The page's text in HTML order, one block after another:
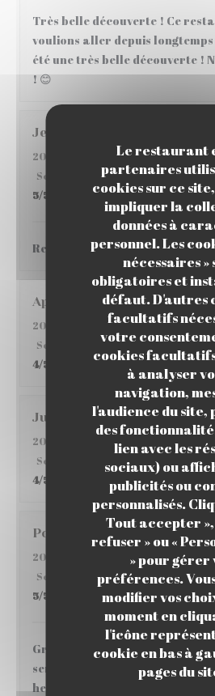
Le restaurant
partenaires
cookies sur ce
impliquer la
données à
personnel. Les
nécessaires »
obligatoires et
défaut. D'autres
facultatifs
votre
cookies
à analyser
navigation,
l'audience du site,
des
lien avec les
sociaux) ou
publicités ou
personnalisés.
Tout accepter »,
refuser » ou «
» pour gérer
préférences.
modifier vos
moment en
l'icône
cookie en bas à
pages du
Très belle découverte ! Ce
voulions aller depuis longtemps
été une très belle découverte !
! 😊
Jean
2026-05-28
- 12:30 - Couverts 4
Service
Ambiance:4/5
5/5
Restaurant sympathique,
Aponte
2026-03-22
- 19:45 - Couverts 5
Service
Ambiance:4/5
4/5
Julie
2025-10-22
- 19:00 - Couverts 3
Service
Ambiance: Cuisine
4/5
Pol
2025-07-09
- 21:00 - Couverts 2
Service
/5 Ambiance:5/5
5/5
Great food, very nice Peruvian
service was amazing and the
helpful with the order, I really